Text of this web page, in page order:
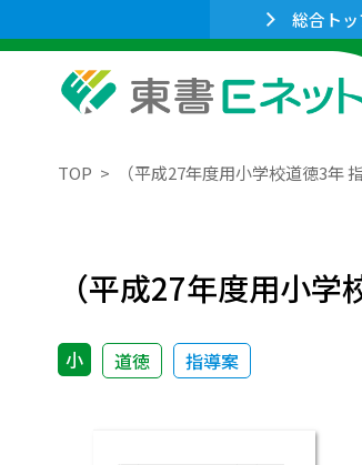
総合ト
TOP （平成27年度用小学校道徳3年
（平成27年度用小
小 道徳 指導案